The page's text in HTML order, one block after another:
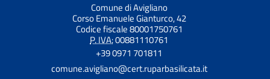
Comune di Avigliano
Corso Emanuele Gianturco, 42
Codice fiscale 80001750761
P. IVA:00881110761
+39 0971 701811
comune.avigliano@cert.ruparbasilicata.it